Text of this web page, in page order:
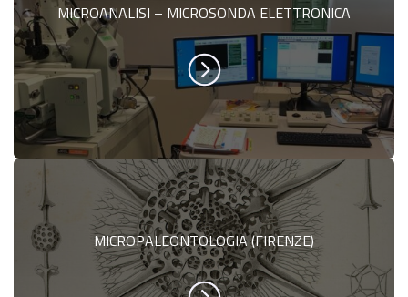
MICROANALISI – MICROSONDA ELETTRONICA
MICROPALEONTOLOGIA (FIRENZE)